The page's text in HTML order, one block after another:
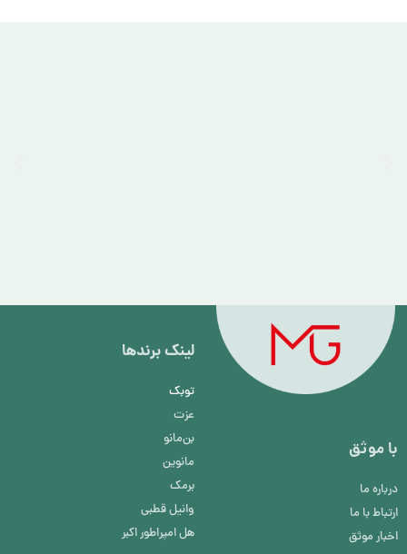
با موثق
درباره ما
ارتباط با ما
اخبار موثق
لینک برند‌ها
توبک
عزت
بن‌مانو
مانوین
برمک
وانیل قطبی
هل امپراطور اکبر